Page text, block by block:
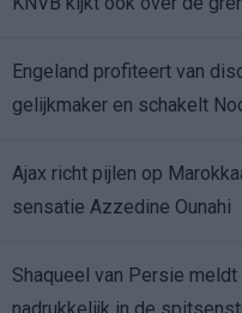
Engeland profiteert van
gelijkmaker en schakelt
Ajax richt pijlen op
sensatie Azzedine Ounahi
Shaqueel van Persie meldt